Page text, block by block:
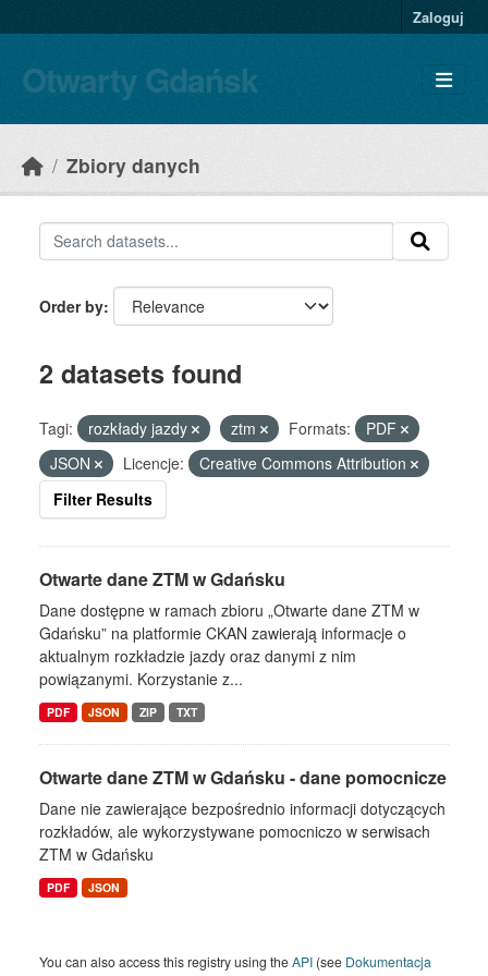
Zaloguj
Otwarty Gdańsk
Zbiory danych
Order by
2 datasets found
Tagi: rozkłady jazdy ztm Formats:
PDF
JSON
Licencje:
Creative Commons Attribution
Filter Results
Otwarte dane ZTM w Gdańsku
Dane dostępne w ramach zbioru „Otwarte dane ZTM w
Gdańsku” na platformie CKAN zawierają informacje o
aktualnym rozkładzie jazdy oraz danymi z nim
powiązanymi. Korzystanie z...
PDF JSON ZIP TXT
Otwarte dane ZTM w Gdańsku - dane pomocnicze
Dane nie zawierające bezpośrednio informacji dotyczących
rozkładów, ale wykorzystywane pomocniczo w serwisach
ZTM w Gdańsku
PDF JSON
You can also access this registry using theAPI (see Dokumentacja